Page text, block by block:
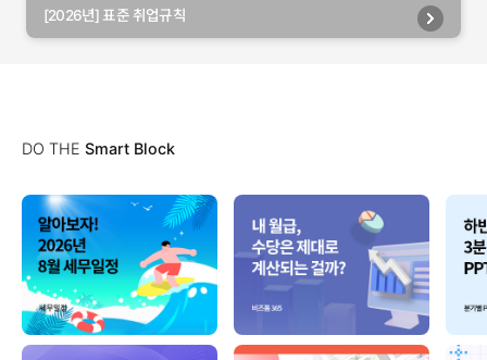
[2026년] 표준 취업규칙
DO THE Smart Block